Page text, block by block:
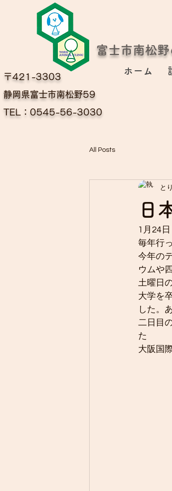
富士市南松
〒421-3303
​静岡県富士市南松野59
TEL：0545-56-3030
ホーム
All Posts
日
と
1月24
毎年行
今年の
ウムや
土曜日
大学を
した。
二日目
た
大阪国